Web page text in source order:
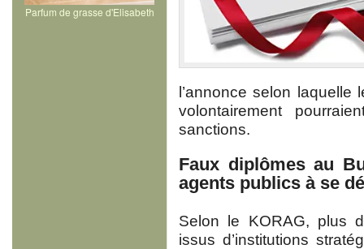
Parfum de grasse d'Elisabeth
l’annonce selon
volontairement
sanctions.
Faux diplômes au
agents publics à se
Selon le KORAG, plus
issus d’institutions